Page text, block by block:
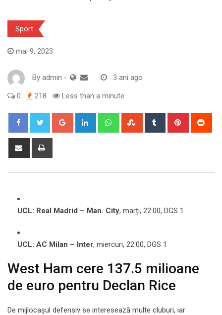
Sport
mai 9, 2023
By admin - 3 ani ago
0 218 Less than a minute
Google+ LinkedIn WhatsappStumbleUpon
Tumblr Pinterest
Share
UCL: Real Madrid – Man. City, marți, 22:00, DGS 1
UCL: AC Milan – Inter, miercuri, 22:00, DGS 1
West Ham cere 137.5 milioane
de euro pentru Declan Rice
De mijlocașul defensiv se interesează multe cluburi, iar